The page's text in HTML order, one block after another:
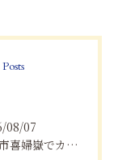
08/07
長久手市喜婦嶽でカビに悩んだら｜住宅の湿気対策とプロによる解決方法